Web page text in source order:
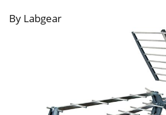
By Labgear